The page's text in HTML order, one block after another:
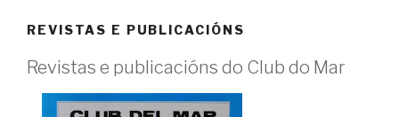
REVISTAS E PUBLICACIÓNS
Revistas e publicacións do Club do Mar